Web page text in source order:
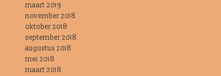
maart 2019
november 2018
oktober 2018
september 2018
augustus 2018
mei 2018
maart 2018